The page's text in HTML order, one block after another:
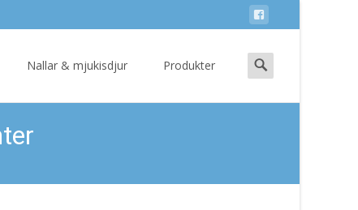
Nallar & mjukisdjur Produkter
Search
for: